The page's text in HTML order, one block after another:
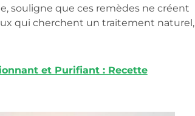
souligne que ces remèdes ne créent
qui cherchent un traitement naturel,
et Purifiant : Recette